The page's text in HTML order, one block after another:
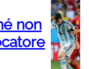
non